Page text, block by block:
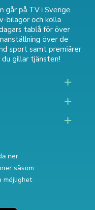
går på TV i Sverige.
bilagor och kolla
tablå för över
över de
sport samt premiärer
du gillar tjänsten!
ner
såsom
möjlighet